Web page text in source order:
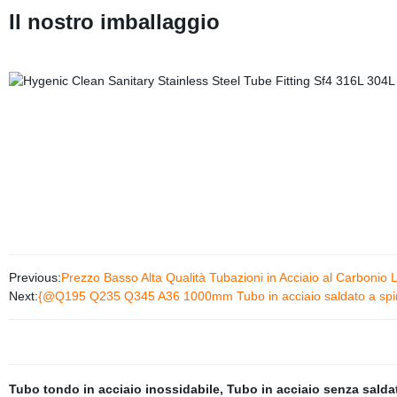
Il nostro imballaggio
Previous:Prezzo Basso Alta Qualità Tubazioni in Acciaio al Carbonio
Next:{@Q195 Q235 Q345 A36 1000mm Tubo in acciaio saldato a
Tubo tondo in acciaio inossidabile, Tubo in acciaio senza